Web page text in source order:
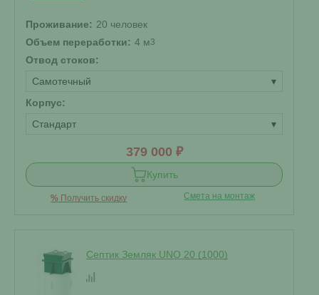
Проживание: 20 человек
Объем переработки: 4 м3
Отвод стоков:
Самотечный
▾
Корпус:
Стандарт
▾
379 000 ₽
Купить
% Получить скидку Смета на монтаж
Септик Земляк UNO 20 (1000)